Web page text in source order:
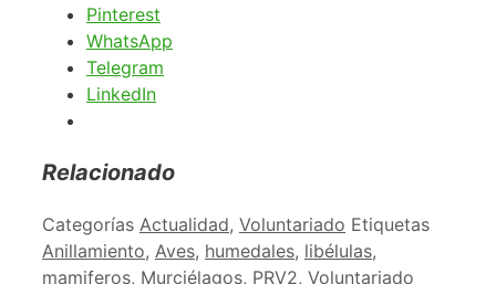
Pinterest
WhatsApp
Telegram
LinkedIn
Relacionado
Categorías Actualidad, Voluntariado Etiquetas
Anillamiento, Aves, humedales, libélulas,
mamiferos, Murciélagos, PRV2, Voluntariado